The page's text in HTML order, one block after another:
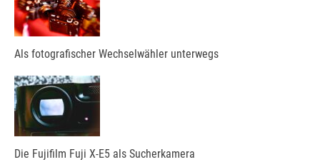
Als fotografischer Wechselwähler unterwegs
Die Fujifilm Fuji X-E5 als Sucherkamera